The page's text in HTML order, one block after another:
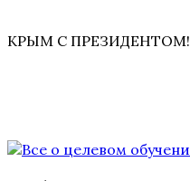
КРЫМ С ПРЕЗИДЕНТОМ!